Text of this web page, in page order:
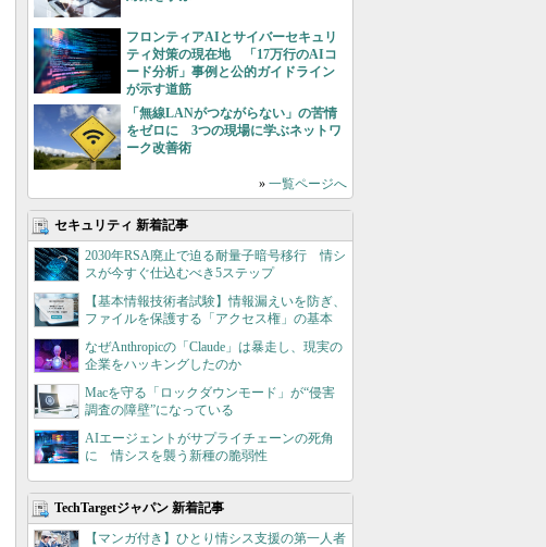
フロンティアAIとサイバーセキュリ
ティ対策の現在地 「17万行のAIコ
ード分析」事例と公的ガイドライン
が示す道筋
「無線LANがつながらない」の苦情
をゼロに 3つの現場に学ぶネットワ
ーク改善術
» 一覧ページへ
セキュリティ 新着記事
2030年RSA廃止で迫る耐量子暗号移行 情シ
スが今すぐ仕込むべき5ステップ
【基本情報技術者試験】情報漏えいを防ぎ、
ファイルを保護する「アクセス権」の基本
なぜAnthropicの「Claude」は暴走し、現実の
企業をハッキングしたのか
Macを守る「ロックダウンモード」が“侵害
調査の障壁”になっている
AIエージェントがサプライチェーンの死角
に 情シスを襲う新種の脆弱性
TechTargetジャパン 新着記事
【マンガ付き】ひとり情シス支援の第一人者